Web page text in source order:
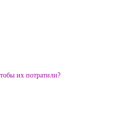
их потратили?